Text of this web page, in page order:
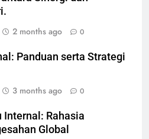
2 months ago 0
Panduan serta Strategi
3 months ago 0
Internal: Rahasia
Global